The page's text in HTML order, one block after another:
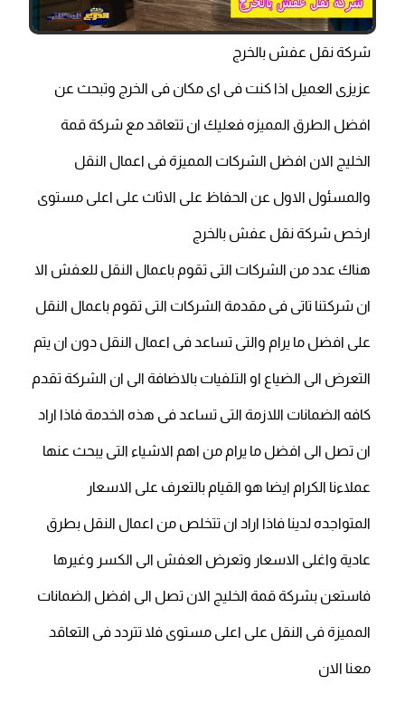
شركة نقل عفش بالخرج
عزيزى العميل اذا كنت فى اى مكان فى الخرج وتبحث عن
افضل الطرق المميزه فعليك ان تتعاقد مع شركة قمة
الخليج الان افضل الشركات المميزة فى اعمال النقل
والمسئول الاول عن الحفاظ على الاثاث على اعلى مستوى
ارخص شركة نقل عفش بالخرج
هناك عدد من الشركات التى تقوم باعمال النقل للعفش الا
ان شركتنا تاتى فى مقدمة الشركات التى تقوم باعمال النقل
على افضل ما يرام والتى تساعد فى اعمال النقل دون ان يتم
التعرض الى الضياع او التلفيات بالاضافة الى ان الشركة تقدم
كافه الضمانات اللازمة التى تساعد فى هذه الخدمة فاذا اراد
ان تصل الى افضل ما يرام من اهم الاشياء التى يبحث عنها
عملاءنا الكرام ايضا هو القيام بالتعرف على الاسعار
المتواجده لدينا فاذا اراد ان تتخلص من اعمال النقل بطرق
عادية واغلى الاسعار وتعرض العفش الى الكسر وغيرها
فاستعن بشركة قمة الخليج الان تصل الى افضل الضمانات
المميزة فى النقل على اعلى مستوى فلا تتردد فى التعاقد
معنا الان